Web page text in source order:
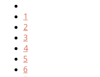
1
2
3
4
5
6